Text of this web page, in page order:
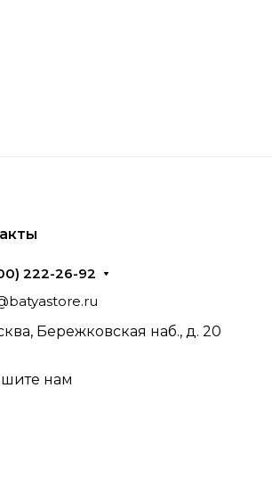
222-26-92
Бережковская наб., д. 20
нам